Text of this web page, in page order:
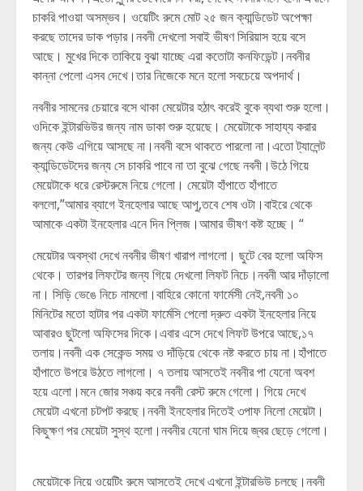
চাকরি পাওয়া অসম্ভব। ওয়েটিং রুমে মোট ২৫ জন ক্যান্ডিডেট অপেক্ষা
করছে তাদের ডাক পড়ার।নবনী দেখলো সবাই ভীষণ সিরিয়াস হয়ে বসে
আছে। মুখের দিকে তাকিয়ে বুঝা যাচ্ছে এরা কতোটা কনফিডেন্ট।নবনীর
কান্না পেলো এসব দেখে।তার নিজেকে মনে হলো সবচেয়ে অপদার্থ।
নবনীর সামনের চেয়ারে বসে থাকা মেয়েটার হঠাৎ করেই বুকে ব্যথা শুরু হলো।
ওদিকে ইন্টারভিউর জন্য নাম ডাকা শুরু হয়েছে। মেয়েটাকে সাহায্য করার
জন্য কেউ এগিয়ে আসছে না।নবনী বসে থাকতে পারলো না।এতো ট্যালেন্ট
ক্যান্ডিডেটদের জন্য সে চাকরি পাবে না তা বুঝে গেছে নবনী।উঠে গিয়ে
মেয়েটাকে ধরে রেস্টরুমে নিয়ে গেলো। মেয়েটা হাঁপাতে হাঁপাতে
বললো,”আমার ব্যাগে ইনহেলার আছে আপু,তবে শেষ ওটা।বাইরে থেকে
আমাকে একটা ইনহেলার এনে দিন প্লিজ।আমার ভীষণ কষ্ট হচ্ছে। “
মেয়েটার অবস্থা দেখে নবনীর ভীষণ খারাপ লাগলো। ছুটে বের হলো অফিস
থেকে। তারপর লিফটের জন্য গিয়ে দেখলো লিফট নিচে।নবনী আর দাঁড়ালো
না। সিড়ি ভেঙে নিচে নামলো।বাহিরে কোনো ফার্মেসী নেই,নবনী ১০
মিনিটের মতো হাটার পর একটা ফার্মেসি পেলো দ্রুত একটা ইনহেলার নিয়ে
আবারও ছুটলো অফিসের দিকে।এবার এসে দেখে লিফট উপরে আছে,১৭
তলায়।নবনী এক সেকেন্ড সময় ও দাঁড়িয়ে থেকে নষ্ট করতে চায় না।হাঁপাতে
হাঁপাতে উপরে উঠতে লাগলো। ৭ তলায় আসতেই নবনীর পা যেনো অবশ
হয়ে এলো।মনে জোর সঞ্চয় করে নবনী রেস্ট রুমে গেলো। গিয়ে দেখে
মেয়েটা এখনো চটপট করছে।নবনী ইনহেলার দিতেই ৩পাফ নিলো মেয়েটা।
কিছুক্ষণ পর মেয়েটা সুস্থ হলো।নবনীর যেনো ঘাম দিয়ে জ্বর ছেড়ে গেলো।
মেয়েটাকে নিয়ে ওয়েটিং রুমে আসতেই দেখে এখনো ইন্টারভিউ চলছে।নবনী